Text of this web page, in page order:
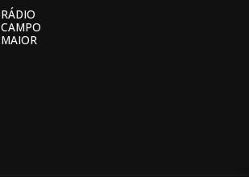
RÁDIO
CAMPO
MAIOR